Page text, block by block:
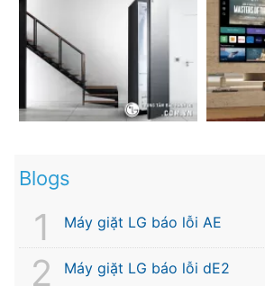
Blogs
Máy giặt LG báo lỗi AE
Máy giặt LG báo lỗi dE2